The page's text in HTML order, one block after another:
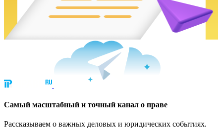
Cамый масштабный и точный канал о праве
Рассказываем о важных деловых и юридических событиях.